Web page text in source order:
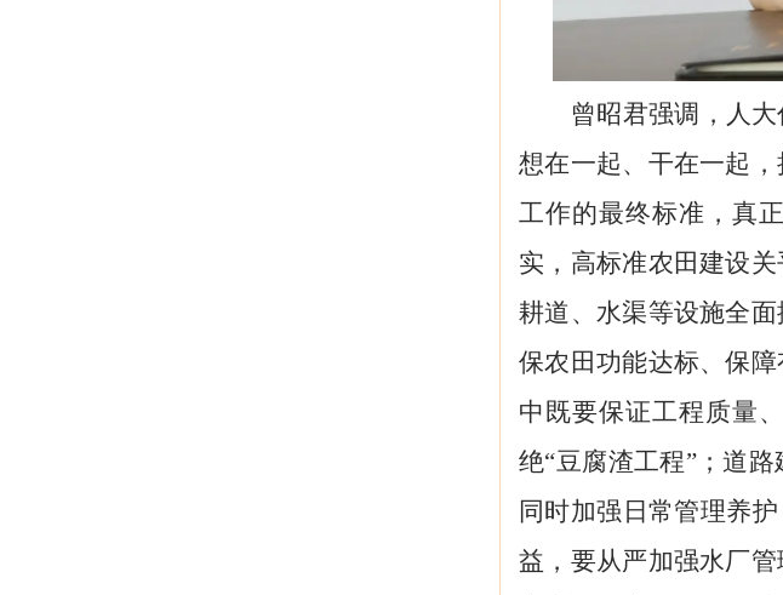
曾昭君强调，人
想在一起、干在一起
工作的最终标准，真
实，高标准农田建设
耕道、水渠等设施全
保农田功能达标、保
中既要保证工程质量
绝“豆腐渣工程”；道
同时加强日常管理养
益，要从严加强水厂